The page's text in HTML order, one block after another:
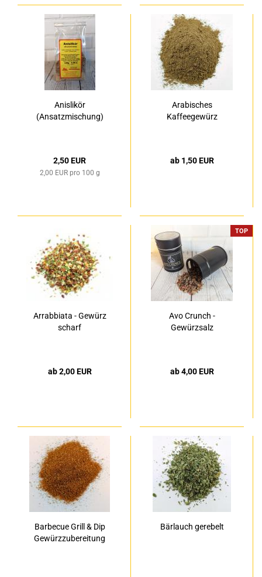
Anislikör
(Ansatzmischung)
2,50 EUR
2,00 EUR pro 100 g
Arabisches
Kaffeegewürz
ab 1,50 EUR
Arrabbiata - Gewürz
scharf
ab 2,00 EUR
TOP
Avo Crunch -
Gewürzsalz
ab 4,00 EUR
Barbecue Grill & Dip
Gewürzzubereitung
Bärlauch gerebelt